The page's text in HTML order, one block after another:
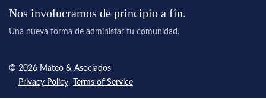
Nos involucramos de principio a fín.
Una nueva forma de administar tu comunidad.
© 2026 Mateo & Asociados
Privacy Policy
Terms of Service